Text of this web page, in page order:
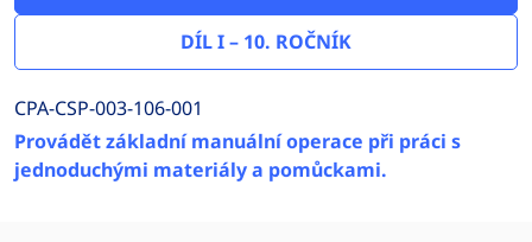
DÍL I – 10. ROČNÍK
CPA-CSP-003-106-001
Provádět základní manuální operace při práci s
jednoduchými materiály a pomůckami.